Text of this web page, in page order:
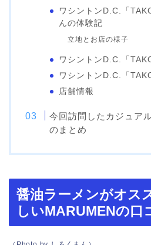
ワシントンD.C.「
んの体験記
立地とお店の様子
ワシントンD.C.「
ワシントンD.C.「
店舗情報
今回訪問したカジュア
のまとめ
醤油ラーメンがオス
しいMARUMENの口